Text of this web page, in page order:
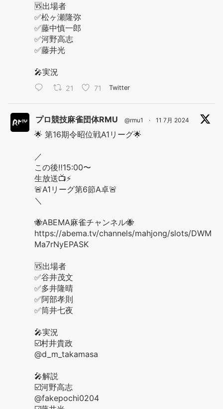
🆚出場者
✅松ヶ瀬隆弥
✅藤中慎一郎
✅河野高志
✅藤井光
🎤実況
21 71 Twitter
プロ競技麻雀団体RMU @rmu1 · 11 7月 2024
🌟 第16期令昭位戦A1リーグ🌟
／
この後‼️15:00〜
生放送📺⚡️
🚨A1リーグ第6節A卓🚨
＼
🐝ABEMA麻雀チャンネル🐝
https://abema.tv/channels/mahjong/slots/DWM
Ma7rNyEPASK
🆚出場者
✅谷井茂文
✅多井隆晴
✅阿部孝則
✅筒井七夜
🎤実況
☑️村井貴政
@d_m_takamasa
🎤解説
☑️河野高志
@fakepochi0204